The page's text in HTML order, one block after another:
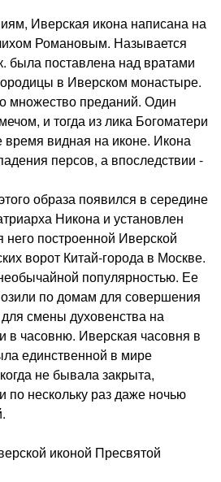
Иверская икона написана на
Романовым. Называется
была поставлена над вратами
в Иверском монастыре.
множество преданий. Один
и тогда из лика Богоматери
время видная на иконе. Икона
персов, а впоследствии -
образа появился в середине
Никона и установлен
построенной Иверской
ворот Китай-города в Москве.
популярностью. Ее
по домам для совершения
смены духовенства на
в часовню. Иверская часовня в
единственной в мире
не бывала закрыта,
нескольку раз даже ночью
иконой Пресвятой